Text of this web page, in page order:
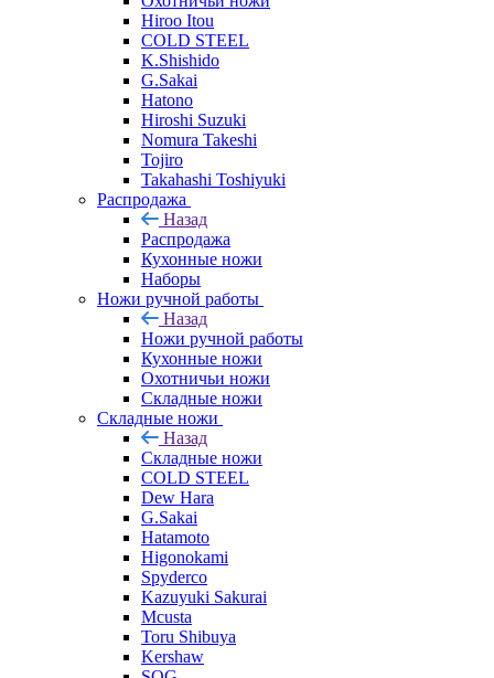
Hiroo Itou
COLD STEEL
K.Shishido
G.Sakai
Hatono
Hiroshi Suzuki
Nomura Takeshi
Tojiro
Takahashi Toshiyuki
Распродажа
Назад
Распродажа
Кухонные ножи
Наборы
Ножи ручной работы
Назад
Ножи ручной работы
Кухонные ножи
Охотничьи ножи
Складные ножи
Складные ножи
Назад
Складные ножи
COLD STEEL
Dew Hara
G.Sakai
Hatamoto
Higonokami
Spyderco
Kazuyuki Sakurai
Mcusta
Toru Shibuya
Kershaw